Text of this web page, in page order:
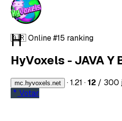
H
🇦🇷Online#15 ranking
HyVoxels - JAVA Y
mc.hyvoxels.net ·1.21 ·12 / 300
Votar